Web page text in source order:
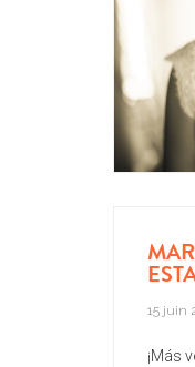
15 juin
¡Más